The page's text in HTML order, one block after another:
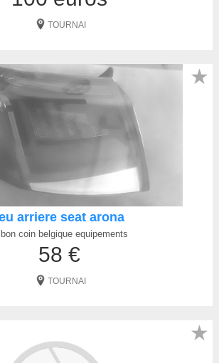
TOURNAI
arriere seat arona
bon coin belgique equipements
58 €
TOURNAI
★
★